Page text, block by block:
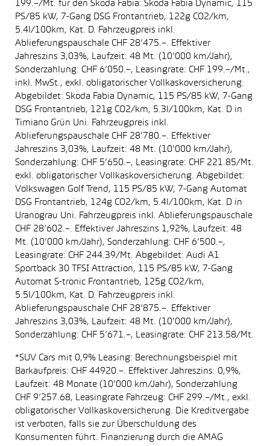
199.–/Mt. für den Skoda Fabia: Skoda Fabia Dynamic, 115
PS/85 kW, 7-Gang DSG Frontantrieb, 122g CO2/km,
5.4l/100km, Kat. D. Fahrzeugpreis inkl.
Ablieferungspauschale CHF 28’475.–. Effektiver
Jahreszins 3,03%, Laufzeit: 48 Mt. (10’000 km/Jahr),
Sonderzahlung: CHF 6’050.–, Leasingrate: CHF 199.–/Mt.,
inkl. MwSt., exkl. obligatorischer Vollkaskoversicherung.
Abgebildet: Skoda Fabia Dynamic, 115 PS/85 kW, 7-Gang
DSG Frontantrieb, 121g CO2/km, 5.3l/100km, Kat. D in
Timiano Grün Uni. Fahrzeugpreis inkl.
Ablieferungspauschale CHF 28’780.–. Effektiver
Jahreszins 3,03%, Laufzeit: 48 Mt. (10’000 km/Jahr),
Sonderzahlung: CHF 5’650.–, Leasingrate: CHF 221.85/Mt.
exkl. obligatorischer Vollkaskoversicherung. Abgebildet:
Volkswagen Golf Trend, 115 PS/85 kW, 7-Gang Automat
DSG Frontantrieb, 124g CO2/km, 5.4l/100km, Kat. D in
Uranograu Uni. Fahrzeugpreis inkl. Ablieferungspauschale
CHF 28’602.–. Effektiver Jahreszins 1,92%, Laufzeit: 48
Mt. (10’000 km/Jahr), Sonderzahlung: CHF 6’500.–,
Leasingrate: CHF 244.39/Mt. Abgebildet: Audi A1
Sportback 30 TFSI Attraction, 115 PS/85 kW, 7-Gang
Automat S-tronic Frontantrieb, 125g CO2/km,
5.5l/100km, Kat. D. Fahrzeugpreis inkl.
Ablieferungspauschale CHF 28’875.–. Effektiver
Jahreszins 3,03%, Laufzeit: 48 Mt. (10'000 km/Jahr),
Sonderzahlung: CHF 5’671.–, Leasingrate: CHF 213.58/Mt.
*SUV Cars mit 0,9% Leasing: Berechnungsbeispiel mit
Barkaufpreis: CHF 44920.–. Effektiver Jahreszins: 0,9%,
Laufzeit: 48 Monate (10’000 km/Jahr), Sonderzahlung
CHF 9’257.68, Leasingrate Fahrzeug: CHF 299.–/Mt., exkl.
obligatorischer Vollkaskoversicherung. Die Kreditvergabe
ist verboten, falls sie zur Überschuldung des
Konsumenten führt. Finanzierung durch die AMAG